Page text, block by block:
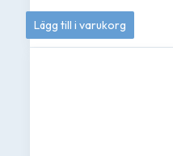
449kr
Lägg till i varukorg